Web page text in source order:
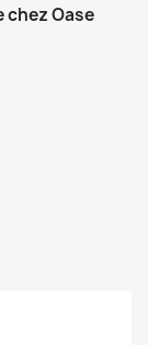
chez Oase